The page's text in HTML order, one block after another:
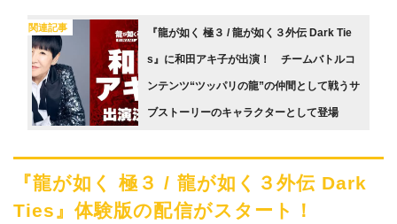
関連記事 『龍が如く 極３ / 龍が如く３外伝 Dark Tie
s』に和田アキ子が出演！ チームバトルコ
ンテンツ“ツッパリの龍”の仲間として戦うサ
ブストーリーのキャラクターとして登場
『龍が如く 極３ / 龍が如く３外伝 Dark
Ties』体験版の配信がスタート！